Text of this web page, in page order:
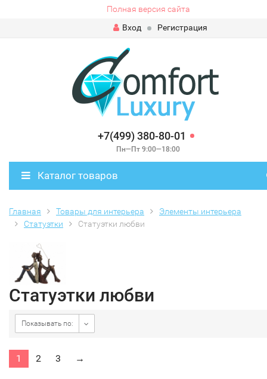
Полная версия сайта
Вход
Регистрация
+7(499) 380-80-01
Пн—Пт 9:00—18:00
Каталог товаров
Главная Товары для интерьера
Элементы интерьера
Статуэтки
Статуэтки любви
Статуэтки любви
Показывать по:
1 2 3 →